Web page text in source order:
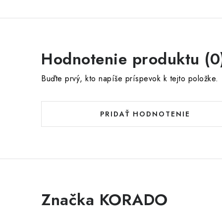
Hodnotenie produktu
Buďte prvý, kto napíše príspevok k tejto položke.
PRIDAŤ HODNOTENIE
Značka KORADO